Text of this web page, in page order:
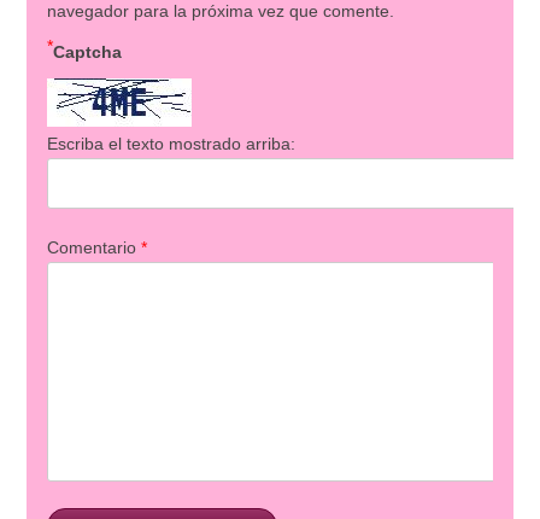
navegador para la próxima vez que comente.
Captcha
*
Escriba el texto mostrado arriba:
Comentario *